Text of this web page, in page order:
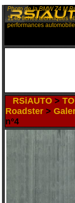
Photo de la BMW Z4 M
1140 fiches techniques et
performances
RSiAUTO>
Roadster >
n°4